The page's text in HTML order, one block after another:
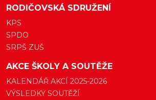
RODIČOVSKÁ SDRUŽENÍ
KPS
SPDO
SRPŠ ZUŠ
AKCE ŠKOLY A SOUTĚŽE
KALENDÁŘ AKCÍ 2025-2026
VÝSLEDKY SOUTĚŽÍ